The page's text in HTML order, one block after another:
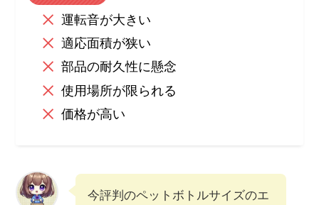
運転音が大きい
適応面積が狭い
部品の耐久性に懸念
使用場所が限られる
価格が高い
今評判のペットボトルサイズのエ